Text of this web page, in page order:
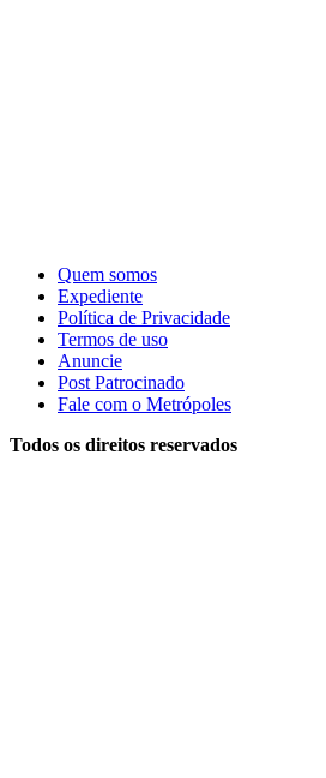
Quem somos
Expediente
Política de Privacidade
Termos de uso
Anuncie
Post Patrocinado
Fale com o Metrópoles
Todos os direitos reservados